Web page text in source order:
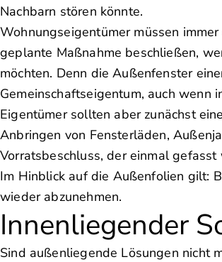
Nachbarn stören könnte.
Wohnungseigentümer müssen
geplante Maßnahme beschließen,
möchten. Denn die Außenfenster
Gemeinschaftseigentum, auch wenn
Eigentümer sollten aber zunächst
Anbringen von Fensterläden,
Vorratsbeschluss, der einmal
Im Hinblick auf die Außenfolien gilt:
wieder abzunehmen.
Innenliegender
Sind außenliegende Lösungen nicht